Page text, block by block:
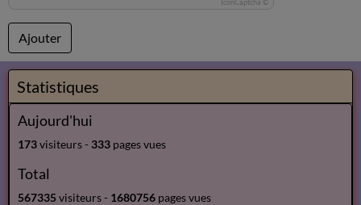
Ajouter
Statistiques
Aujourd'hui
173visiteurs - 333 pages vues
Total
567335visiteurs - 1680756 pages vues